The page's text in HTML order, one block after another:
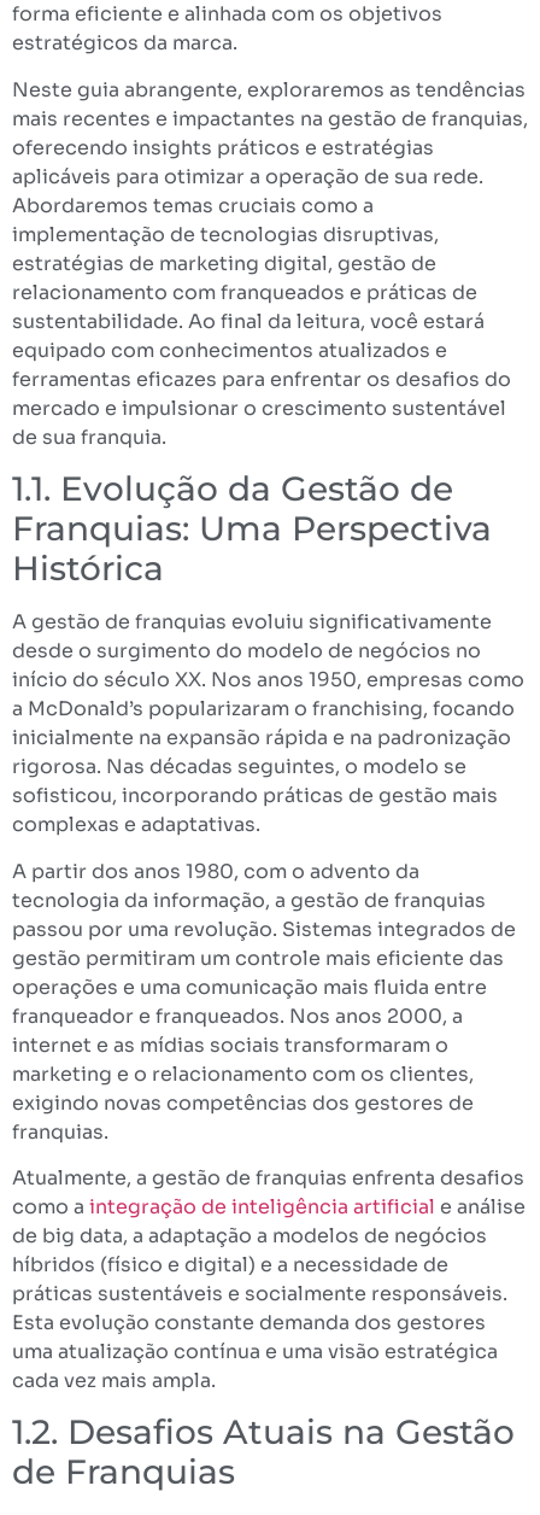
forma eficiente e alinhada com os objetivos
estratégicos da marca.
Neste guia abrangente, exploraremos as tendências
mais recentes e impactantes na gestão de franquias,
oferecendo insights práticos e estratégias
aplicáveis para otimizar a operação de sua rede.
Abordaremos temas cruciais como a
implementação de tecnologias disruptivas,
estratégias de marketing digital, gestão de
relacionamento com franqueados e práticas de
sustentabilidade. Ao final da leitura, você estará
equipado com conhecimentos atualizados e
ferramentas eficazes para enfrentar os desafios do
mercado e impulsionar o crescimento sustentável
de sua franquia.
1.1. Evolução da Gestão de
Franquias: Uma Perspectiva
Histórica
A gestão de franquias evoluiu significativamente
desde o surgimento do modelo de negócios no
início do século XX. Nos anos 1950, empresas como
a McDonald’s popularizaram o franchising, focando
inicialmente na expansão rápida e na padronização
rigorosa. Nas décadas seguintes, o modelo se
sofisticou, incorporando práticas de gestão mais
complexas e adaptativas.
A partir dos anos 1980, com o advento da
tecnologia da informação, a gestão de franquias
passou por uma revolução. Sistemas integrados de
gestão permitiram um controle mais eficiente das
operações e uma comunicação mais fluida entre
franqueador e franqueados. Nos anos 2000, a
internet e as mídias sociais transformaram o
marketing e o relacionamento com os clientes,
exigindo novas competências dos gestores de
franquias.
Atualmente, a gestão de franquias enfrenta desafios
como a integração de inteligência artificial e análise
de big data, a adaptação a modelos de negócios
híbridos (físico e digital) e a necessidade de
práticas sustentáveis e socialmente responsáveis.
Esta evolução constante demanda dos gestores
uma atualização contínua e uma visão estratégica
cada vez mais ampla.
1.2. Desafios Atuais na Gestão
de Franquias